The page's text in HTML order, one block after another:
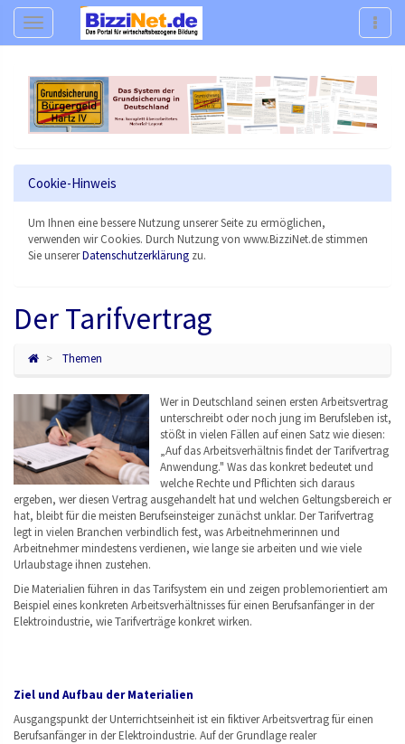
Navigation
Cookie-Hinweis
Um Ihnen eine bessere Nutzung unserer Seite zu ermöglichen,
verwenden wir Cookies. Durch Nutzung von www.BizziNet.de stimmen
Sie unsererDatenschutzerklärung zu.
Der Tarifvertrag
Themen
Wer in Deutschland seinen ersten Arbeitsvertrag
unterschreibt oder noch jung im Berufsleben ist,
stößt in vielen Fällen auf einen Satz wie diesen:
„Auf das Arbeitsverhältnis findet der Tarifvertrag
Anwendung." Was das konkret bedeutet und
welche Rechte und Pflichten sich daraus
ergeben, wer diesen Vertrag ausgehandelt hat und welchen Geltungsbereich er
hat, bleibt für die meisten Berufseinsteiger zunächst unklar. Der Tarifvertrag
legt in vielen Branchen verbindlich fest, was Arbeitnehmerinnen und
Arbeitnehmer mindestens verdienen, wie lange sie arbeiten und wie viele
Urlaubstage ihnen zustehen.
Die Materialien führen in das Tarifsystem ein und zeigen problemorientiert am
Beispiel eines konkreten Arbeitsverhältnisses für einen Berufsanfänger in der
Elektroindustrie, wie Tarifverträge konkret wirken.
Ziel und Aufbau der Materialien
Ausgangspunkt der Unterrichtseinheit ist ein fiktiver Arbeitsvertrag für einen
Berufsanfänger in der Elektroindustrie. Auf der Grundlage realer